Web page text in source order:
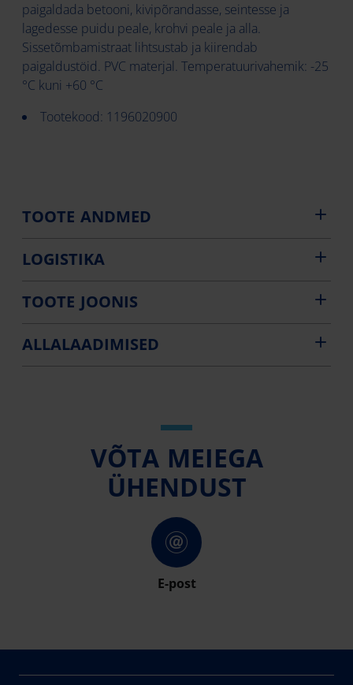
paigaldada betooni, kivipõrandasse, seintesse ja
lagedesse puidu peale, krohvi peale ja alla.
Sissetõmbamistraat lihtsustab ja kiirendab
paigaldustöid. PVC materjal. Temperatuurivahemik: -25
°C kuni +60 °C
Tootekood: 1196020900
TOOTE ANDMED
LOGISTIKA
TOOTE JOONIS
ALLALAADIMISED
VÕTA MEIEGA
ÜHENDUST
E-post